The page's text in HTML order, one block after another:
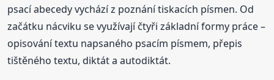
psací abecedy vychází z poznání tiskacích písmen. Od
začátku nácviku se využívají čtyři základní formy práce –
opisování textu napsaného psacím písmem, přepis
tištěného textu, diktát a autodiktát.